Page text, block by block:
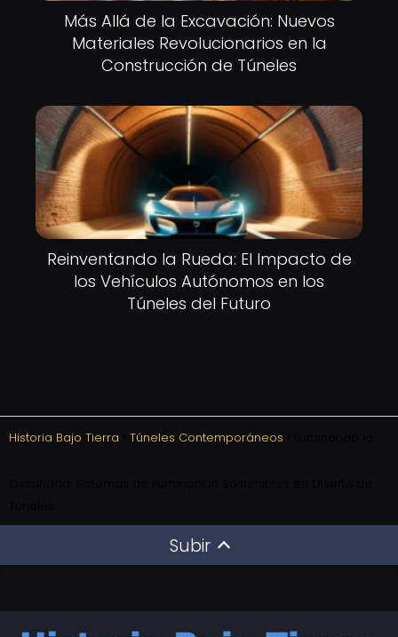
Más Allá de la Excavación: Nuevos
Materiales Revolucionarios en la
Construcción de Túneles
Reinventando la Rueda: El Impacto de
los Vehículos Autónomos en los
Túneles del Futuro
Historia Bajo Tierra Túneles Contemporáneos
Subir